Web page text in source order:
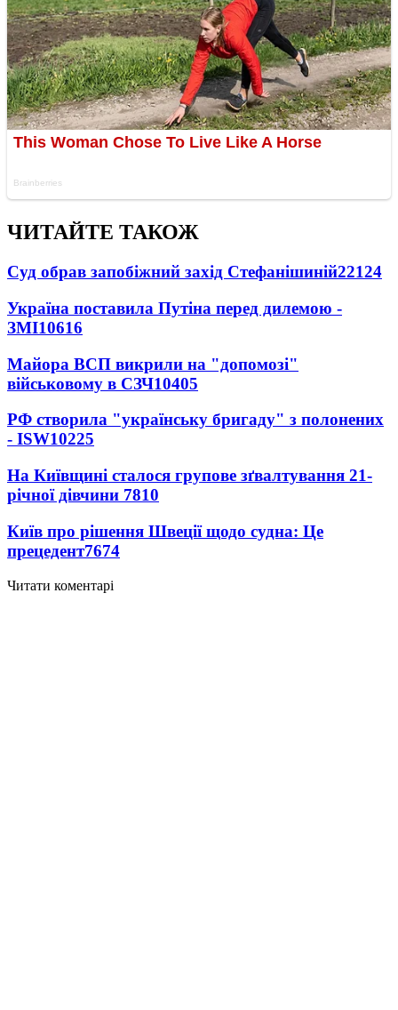
ЧИТАЙТЕ ТАКОЖ
Суд обрав запобіжний захід Стефанішиній22124
Україна поставила Путіна перед дилемою -
ЗМІ10616
Майора ВСП викрили на "допомозі"
військовому в СЗЧ10405
РФ створила "українську бригаду" з полонених
- ISW10225
На Київщині сталося групове зґвалтування 21-
річної дівчини 7810
Київ про рішення Швеції щодо судна: Це
прецедент7674
Читати коментарі